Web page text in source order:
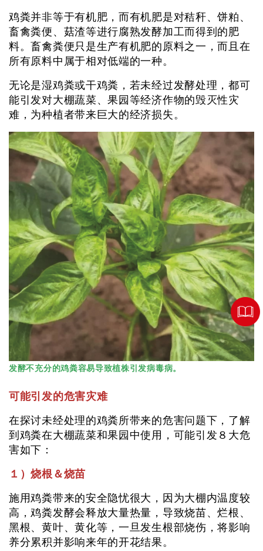
鸡粪并非等于有机肥，而有机肥是对秸秆、饼粕、
畜禽粪便、菇渣等进行腐熟发酵加工而得到的肥
料。畜禽粪便只是生产有机肥的原料之一，而且在
所有原料中属于相对低端的一种。
无论是湿鸡粪或干鸡粪，若未经过发酵处理，都可
能引发对大棚蔬菜、果园等经济作物的毁灭性灾
难，为种植者带来巨大的经济损失。
发酵不充分的鸡粪容易导致植株引发病毒病。
可能引发的危害灾难
在探讨未经处理的鸡粪所带来的危害问题下，了解
到鸡粪在大棚蔬菜和果园中使用，可能引发８大危
害如下：
１）烧根＆烧苗
施用鸡粪带来的安全隐忧很大，因为大棚内温度较
高，鸡粪发酵会释放大量热量，导致烧苗、烂根、
黑根、黄叶、黄化等，一旦发生根部烧伤，将影响
养分累积并影响来年的开花结果。